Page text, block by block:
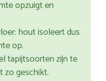
opzuigt en
hout isoleert dus
op.
tapijtsoorten zijn te
zo geschikt.